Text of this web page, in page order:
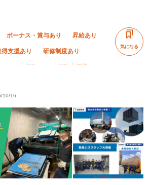
ボーナス・賞与あり 昇給あり
支援あり 研修制度あり
未経験OK 経験者優遇
休み
直帰・直行OK
気になる
10/16